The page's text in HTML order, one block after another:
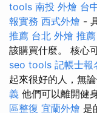
tools 南投 外燴 台
報實務 西式外燴 -
推薦 台北 外燴 推薦
該購買什麼。 核心
seo tools 記帳士報
起來很好的人，無
義 他們可以離開健
區整復 宜蘭外燴 是